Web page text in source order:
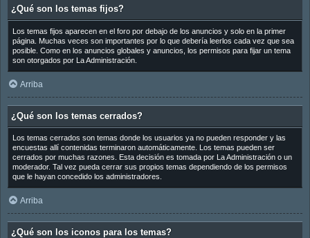
¿Qué son los temas fijos?
Los temas fijos aparecen en el foro por debajo de los anuncios y solo en la primer
página. Muchas veces son importantes por lo que debería leerlos cada vez que sea
posible. Como en los anuncios globales y anuncios, los permisos para fijar un tema
son otorgados por La Administración.
Arriba
¿Qué son los temas cerrados?
Los temas cerrados son temas donde los usuarios ya no pueden responder y las
encuestas allí contenidas terminaron automáticamente. Los temas pueden ser
cerrados por muchas razones. Esta decisión es tomada por La Administración o un
moderador. Tal vez pueda cerrar sus propios temas dependiendo de los permisos
que le hayan concedido los administradores.
Arriba
¿Qué son los iconos para los temas?